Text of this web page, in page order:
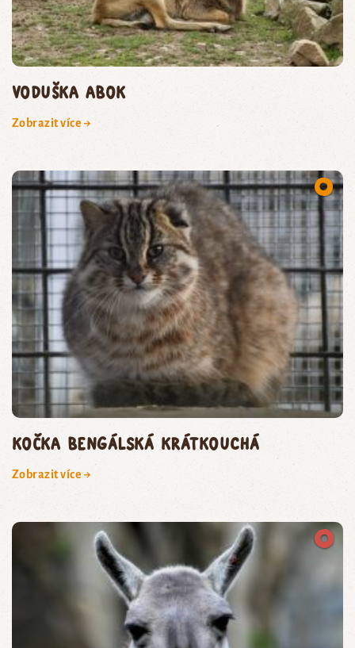
voduška abok
Zobrazit více →
kočka bengálská krátkouchá
Zobrazit více →